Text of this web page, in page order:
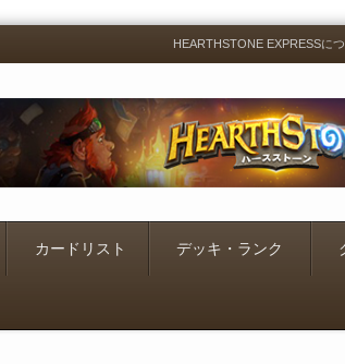
Menu
Skip
to
HEARTHSTONE EXPRESSに
カードリスト デッキ・ランク